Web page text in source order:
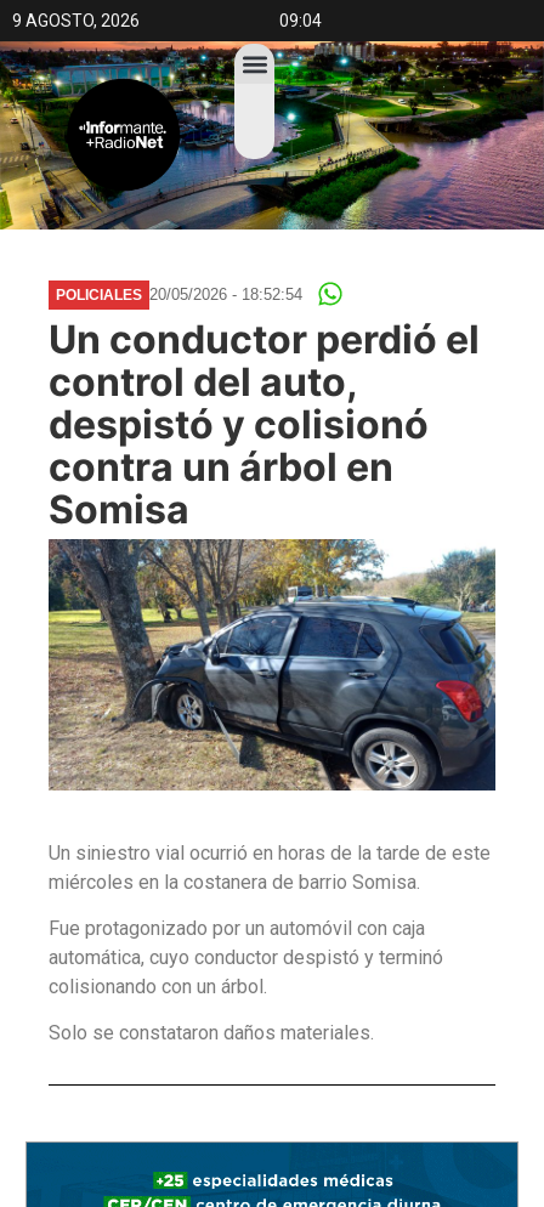
9 AGOSTO, 2026 09:04
POLICIALES 20/05/2026 - 18:52:54
Un conductor perdió el
control del auto,
despistó y colisionó
contra un árbol en
Somisa
Un siniestro vial ocurrió en horas de la tarde de este
miércoles en la costanera de barrio Somisa.
Fue protagonizado por un automóvil con caja
automática, cuyo conductor despistó y terminó
colisionando con un árbol.
Solo se constataron daños materiales.